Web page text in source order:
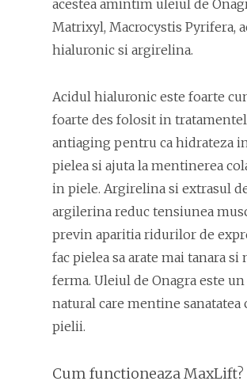
acestea amintim uleiul de
Matrixyl, Macrocystis Pyrifera,
hialuronic si argirelina.
Acidul hialuronic este foarte
foarte des folosit in
antiaging pentru ca hidrateza
pielea si ajuta la mentinerea
in piele. Argirelina si extrasul
argilerina reduc tensiunea
previn aparitia ridurilor de
fac pielea sa arate mai tanara si
ferma. Uleiul de Onagra este
natural care mentine sanatatea
pielii.
Cum functioneaza MaxLift?